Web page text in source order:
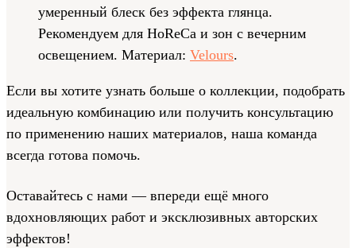
умеренный блеск без эффекта глянца.
Рекомендуем для HoReCa и зон с вечерним
освещением. Материал: Velours.
Если вы хотите узнать больше о коллекции, подобрать
идеальную комбинацию или получить консультацию
по применению наших материалов, наша команда
всегда готова помочь.
Оставайтесь с нами — впереди ещё много
вдохновляющих работ и эксклюзивных авторских
эффектов!